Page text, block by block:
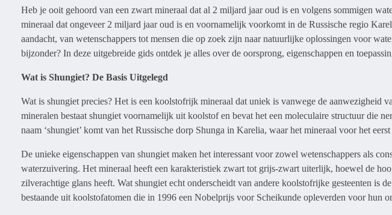
Heb je ooit gehoord van een zwart mineraal dat al 2 miljard jaar oud is en volgens sommigen
mineraal dat ongeveer 2 miljard jaar oud is en voornamelijk voorkomt in de Russische regio
aandacht, van wetenschappers tot mensen die op zoek zijn naar natuurlijke oplossingen voor
bijzonder? In deze uitgebreide gids ontdek je alles over de oorsprong, eigenschappen en
Wat is Shungiet? De Basis Uitgelegd
Wat is shungiet precies? Het is een koolstofrijk mineraal dat uniek is vanwege de aanwezigheid
mineralen bestaat shungiet voornamelijk uit koolstof en bevat het een moleculaire structuur die
naam ‘shungiet’ komt van het Russische dorp Shunga in Karelia, waar het mineraal voor het
De unieke eigenschappen van shungiet maken het interessant voor zowel wetenschappers als
waterzuivering. Het mineraal heeft een karakteristiek zwart tot grijs-zwart uiterlijk, hoewel de
zilverachtige glans heeft. Wat shungiet echt onderscheidt van andere koolstofrijke gesteenten is
bestaande uit koolstofatomen die in 1996 een Nobelprijs voor Scheikunde opleverden voor hun